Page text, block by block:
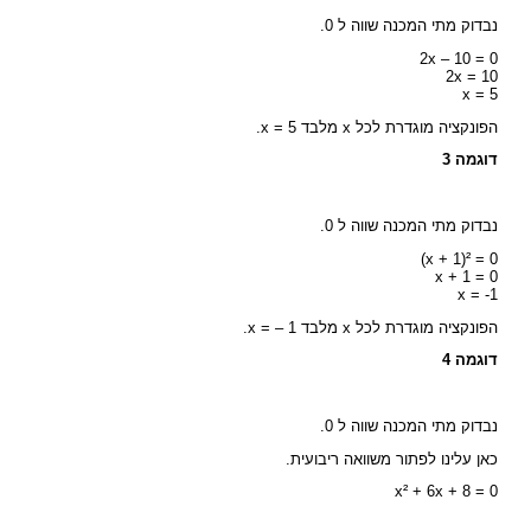
נבדוק מתי המכנה שווה ל 0.
2x – 10 = 0
2x = 10
x = 5
הפונקציה מוגדרת לכל x מלבד x = 5.
דוגמה 3
נבדוק מתי המכנה שווה ל 0.
(x + 1)² = 0
x + 1 = 0
x = -1
הפונקציה מוגדרת לכל x מלבד x = – 1.
דוגמה 4
נבדוק מתי המכנה שווה ל 0.
כאן עלינו לפתור משוואה ריבועית.
x² + 6x + 8 = 0